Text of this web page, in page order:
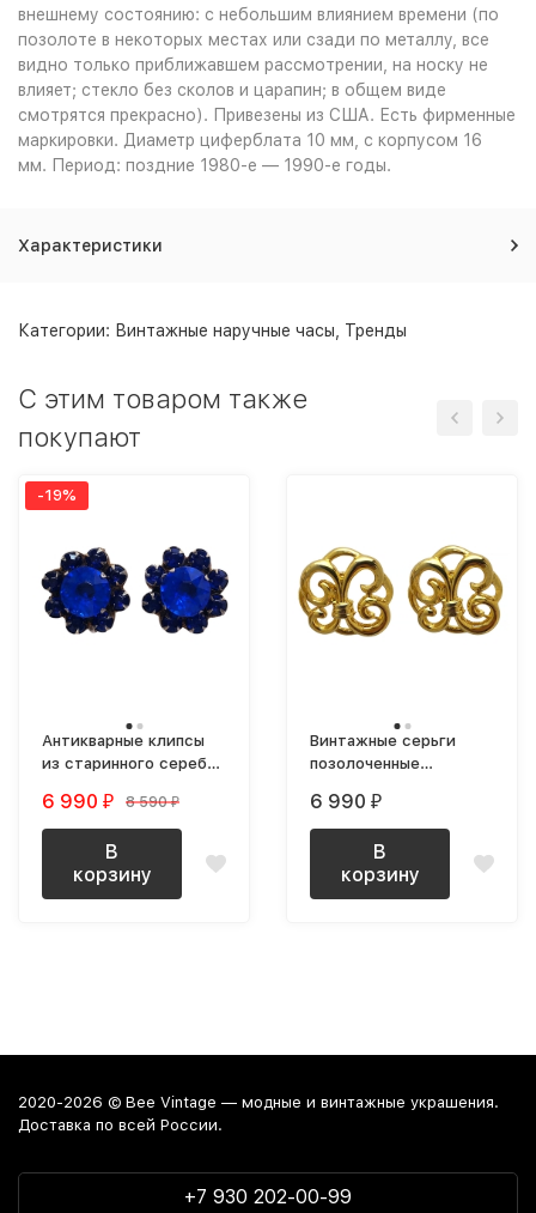
внешнему состоянию: с небольшим влиянием времени (по
позолоте в некоторых местах или сзади по металлу, все
видно только приближавшем рассмотрении, на носку не
влияет; стекло без сколов и царапин; в общем виде
смотрятся прекрасно). Привезены из США. Есть фирменные
маркировки. Диаметр циферблата 10 мм, с корпусом 16
мм. Период: поздние 1980-е — 1990-е годы.
Характеристики
Категории: Винтажные наручные часы Тренды
C этим товаром также
покупают
-19%
Антикварные клипсы
из старинного серебра
6 990 ₽ 8 590 ₽
В
корзину
Винтажные серьги
позолоченные
6 990 ₽
В
корзину
2020-2026 © Bee Vintage — модные и винтажные украшения.
Доставка по всей России.
+7 930 202-00-99